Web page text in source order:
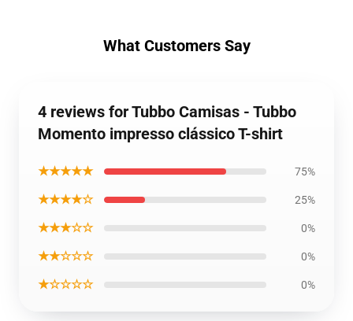
What Customers Say
4 reviews for Tubbo Camisas - Tubbo
Momento impresso clássico T-shirt
★★★★★ 75%
★★★★☆ 25%
★★★☆☆ 0%
★★☆☆☆ 0%
★☆☆☆☆ 0%